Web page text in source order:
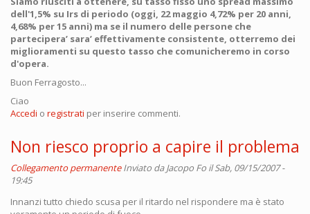
dell'1,5% su Irs di periodo (oggi, 22 maggio 4,72% per 20 anni,
4,68% per 15 anni) ma se il numero delle persone che
partecipera’ sara’ effettivamente consistente, otterremo dei
miglioramenti su questo tasso che comunicheremo in corso
d'opera.
Buon Ferragosto...
Ciao
Accedi o registrati per inserire commenti.
Non riesco proprio a capire il problema
Collegamento permanente Inviato daJacopo Fo il Sab, 09/15/2007 -
19:45
Innanzi tutto chiedo scusa per il ritardo nel rispondere ma è stato